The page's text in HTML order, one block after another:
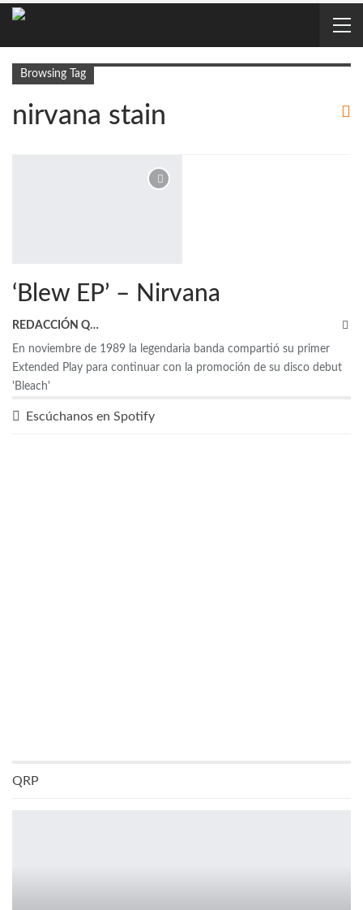
Browsing Tag
nirvana stain
‘Blew EP’ – Nirvana
REDACCIÓN QRP
En noviembre de 1989 la legendaria banda compartió su primer
Extended Play para continuar con la promoción de su disco debut
'Bleach'
Escúchanos en Spotify
QRP